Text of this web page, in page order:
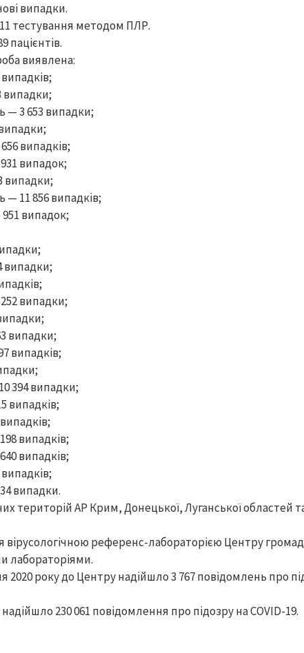
випадки.
тестування методом ПЛР.
пацієнтів.
виявлена:
випадки;
— 3 653 випадки;
випадків;
випадок;
випадки;
— 11 856 випадків;
випадок;
випадки;
випадки;
випадки;
випадків;
394 випадки;
випадків;
випадків;
випадків;
випадки.
територій АР Крим, Донецької, Луганської областей
референс-лабораторією Центру
лабораторіями.
2020 року до Центру надійшло 3 767 повідомлень про
230 061 повідомлення про підозру на COVID-19.